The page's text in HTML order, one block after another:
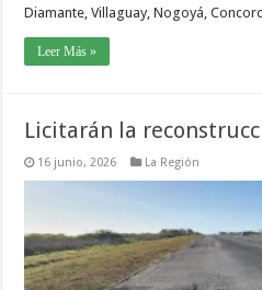
Diamante, Villaguay, Nogoyá,
Leer Más »
Licitarán la
16 junio, 2026 La Región